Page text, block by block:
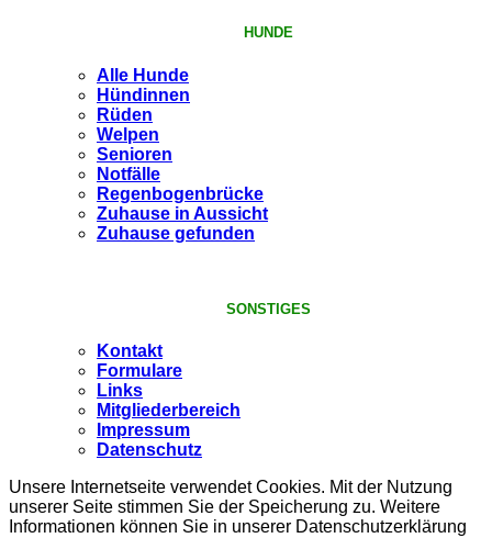
HUNDE
Alle Hunde
Hündinnen
Rüden
Welpen
Senioren
Notfälle
Regenbogenbrücke
Zuhause in Aussicht
Zuhause gefunden
SONSTIGES
Kontakt
Formulare
Links
Mitgliederbereich
Impressum
Datenschutz
Unsere Internetseite verwendet Cookies. Mit der Nutzung
unserer Seite stimmen Sie der Speicherung zu. Weitere
Informationen können Sie in unserer Datenschutzerklärung